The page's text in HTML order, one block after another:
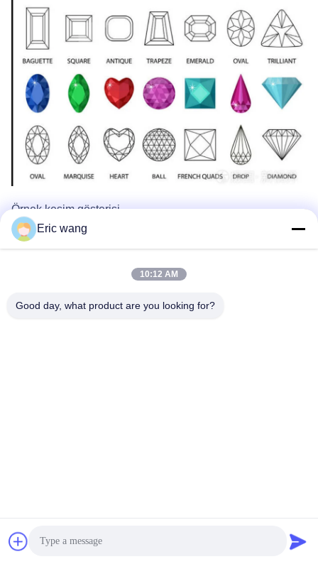
Örnek kesim gösterisi
Eric wang
10:12 AM
Good day, what product are you looking for?